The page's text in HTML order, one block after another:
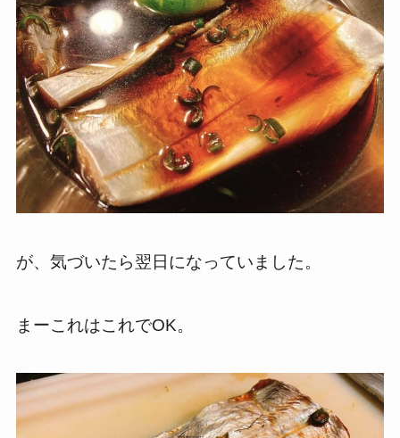
が、気づいたら翌日になっていました。
まーこれはこれでOK。